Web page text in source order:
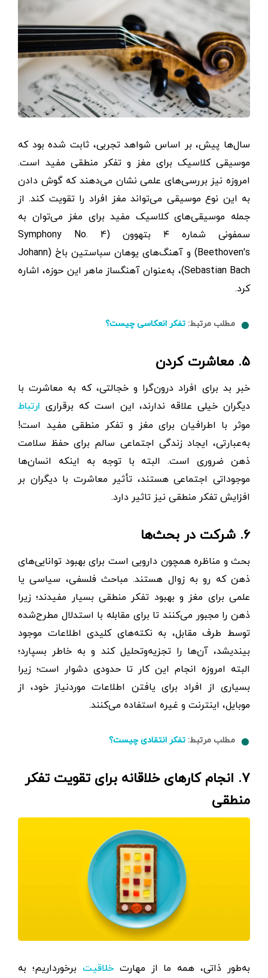
سال‌ها پیش، بر اساس شواهد تجربی، ثابت شده بود که
موسیقی کلاسیک برای مغز و تفکر منطقی مفید است.
امروزه نیز بررسی‌های علمی نشان می‌دهند که گوش ‌دادن
به این نوع موسیقی می‌تواند مغز افراد را تقویت کند. از
جمله موسیقی‌های کلاسیک مفید برای مغز می‌توان به
سمفونی شماره ۴ بتهوون (Symphony No. 4
Beethoven's) و آهنگ‌های یوهان سباستین باخ (Johann
Sebastian Bach)،‌ به‌عنوان آهنگساز ماهر این حوزه، اشاره
کرد.
مطلب مرتبط: تفکر انعکاسی چیست؟
۵. معاشرت‌‌ کردن
خبر بد برای افراد درون‌گرا و خجالتی، که به معاشرت با
دیگران خیلی علاقه ندارند، این است که برقراری ارتباط
موثر با اطرافیان برای مغز و تفکر منطقی مفید است!
به‌عبارتی، ایجاد زندگی اجتماعی سالم برای حفظ سلامت
ذهن ضروری است. البته با توجه به اینکه انسان‌ها
موجوداتی اجتماعی هستند،‌ تأثیر معاشرت با دیگران بر
افزایش تفکر منطقی نیز تاثیر دارد.
۶. شرکت در بحث‌ها
بحث و مناظره همچون دارویی است برای بهبود توانایی‌های
ذهن که رو به زوال هستند. مباحث فلسفی، سیاسی یا
علمی برای مغز و بهبود تفکر منطقی بسیار مفیدند؛ زیرا
ذهن را مجبور می‌کنند تا برای مقابله با استدلال مطرح‌شده
توسط طرف مقابل، به نکته‌های کلیدی اطلاعات موجود
بیندیشد، آن‌ها را تجزیه‌وتحلیل کند و به‌ خاطر بسپارد؛
البته امروزه انجام این کار تا حدودی دشوار است؛ زیرا
بسیاری از افراد برای یافتن اطلاعات موردنیاز خود، از
موبایل، اینترنت و غیره استفاده می‌کنند.
مطلب مرتبط: تفکر انتقادی چیست؟
۷. انجام کارهای خلاقانه برای تقویت تفکر
منطقی
به‌طور ذاتی، همه ما از مهارتخلاقیت برخورداریم؛ به